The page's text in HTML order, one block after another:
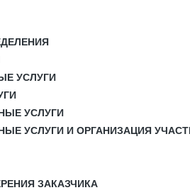
УСЛУГИ
УСЛУГИ
УСЛУГИ И ОРГАНИЗАЦИЯ
ЗАКАЗЧИКА